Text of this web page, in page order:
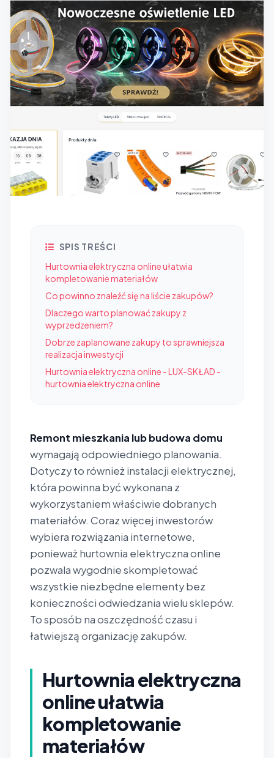
SPIS TREŚCI
Hurtownia elektryczna online ułatwia
kompletowanie materiałów
Co powinno znaleźć się na liście zakupów?
Dlaczego warto planować zakupy z
wyprzedzeniem?
Dobrze zaplanowane zakupy to sprawniejsza
realizacja inwestycji
Hurtownia elektryczna online - LUX-SKŁAD -
hurtownia elektryczna online
Remont mieszkania lub budowa domu
wymagają odpowiedniego planowania.
Dotyczy to również instalacji elektrycznej,
która powinna być wykonana z
wykorzystaniem właściwie dobranych
materiałów. Coraz więcej inwestorów
wybiera rozwiązania internetowe,
ponieważ hurtownia elektryczna online
pozwala wygodnie skompletować
wszystkie niezbędne elementy bez
konieczności odwiedzania wielu sklepów.
To sposób na oszczędność czasu i
łatwiejszą organizację zakupów.
Hurtownia elektryczna
online ułatwia
kompletowanie
materiałów